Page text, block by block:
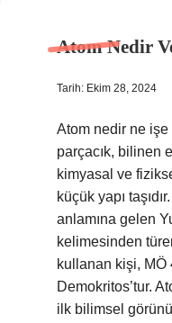
Atom Nedir
Tarih: Ekim 28, 2024
Atom nedir ne
parçacık, bilinen
kimyasal ve
küçük yapı
anlamına gelen
kelimesinden
kullanan kişi, MÖ
Demokritos’tur.
ilk bilimsel